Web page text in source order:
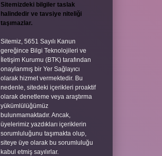
Sitemizdeki bilgiler taslak
halindedir ve tavsiye niteliği
taşımazlar.
Sitemiz, 5651 Sayılı Kanun
gereğince Bilgi Teknolojileri ve
İletişim Kurumu (BTK) tarafından
onaylanmış bir Yer Sağlayıcı
olarak hizmet vermektedir. Bu
nedenle, sitedeki içerikleri proaktif
olarak denetleme veya araştırma
yükümlülüğümüz
bulunmamaktadır. Ancak,
üyelerimiz yazdıkları içeriklerin
sorumluluğunu taşımakta olup,
siteye üye olarak bu sorumluluğu
kabul etmiş sayılırlar.